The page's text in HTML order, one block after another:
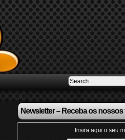
Newsletter – Receba os
Insira aqui o seu